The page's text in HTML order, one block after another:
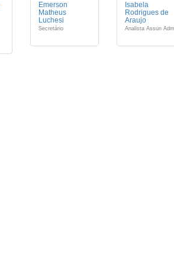
Emerson
Matheus
Luchesi
Secretário
Isabela
Rodrigues de
Araujo
Analista Assun Adm